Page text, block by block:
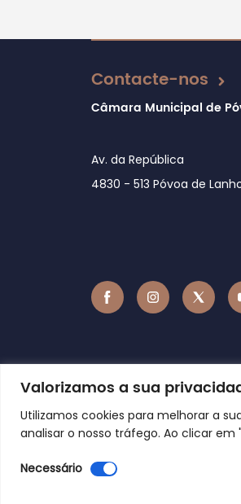
Valorizamos a sua
Utilizamos cookies para melhorar a
analisar o nosso tráfego. Ao clicar
Necessário
Atualizado em 16/12/
Contacte-nos
Câmara Municipal de
Av. da República
4830 - 513 Póvoa de